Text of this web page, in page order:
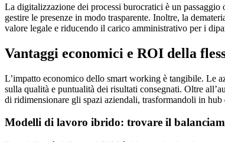
La digitalizzazione dei processi burocratici è un
gestire le presenze in modo trasparente. Inoltre, la
valore legale e riducendo il carico amministrativo per i
Vantaggi economici e ROI della
L’impatto economico dello smart working è tangibile. Le
sulla qualità e puntualità dei risultati consegnati. Oltre
di ridimensionare gli spazi aziendali, trasformandoli in
Modelli di lavoro ibrido: trovare il